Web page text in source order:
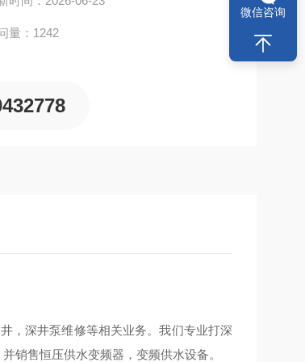
量：1242
，深井泵维修等相关业务。我们专业打深
销售恒压供水变频器，变频供水设备。
微信咨询